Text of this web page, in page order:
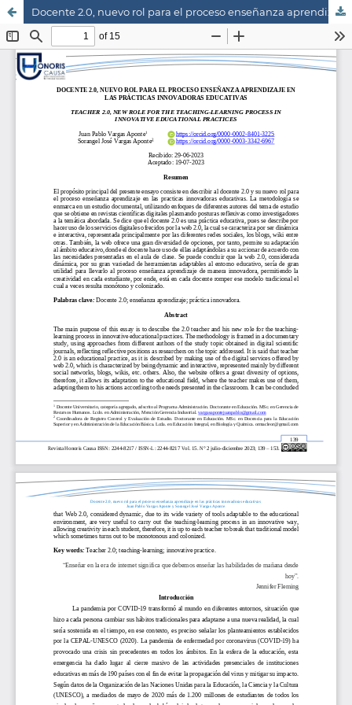
Docente 2.0, nuevo rol para el proceso enseñanza aprendizaje en las prácticas innovadoras educativas